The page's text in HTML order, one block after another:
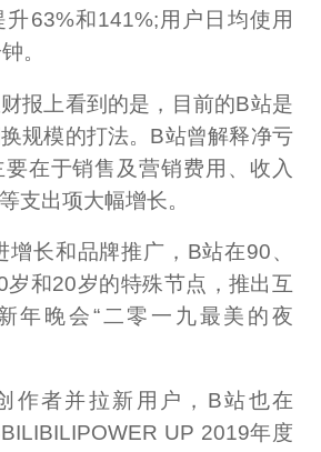
63%和141%;用户日均使用
。
报上看到的是，目前的B站是
规模的打法。B站曾解释净亏
在于销售及营销费用、收入
支出项大幅增长。
长和品牌推广，B站在90、
岁和20岁的特殊节点，推出互
年晚会“二零一九最美的夜
作者并拉新用户，B站也在
UP 2019年度